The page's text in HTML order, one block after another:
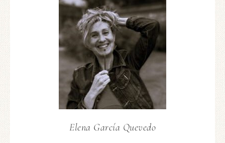
Elena García Quevedo